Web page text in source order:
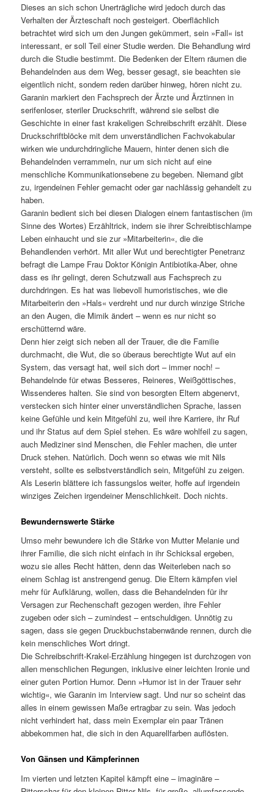
Dieses an sich schon Unerträgliche wird jedoch durch das
Verhalten der Ärzteschaft noch gesteigert. Oberflächlich
betrachtet wird sich um den Jungen gekümmert, sein »Fall« ist
interessant, er soll Teil einer Studie werden. Die Behandlung wird
durch die Studie bestimmt. Die Bedenken der Eltern räumen die
Behandelnden aus dem Weg, besser gesagt, sie beachten sie
eigentlich nicht, sondern reden darüber hinweg, hören nicht zu.
Garanin markiert den Fachsprech der Ärzte und Ärztinnen in
serifenloser, steriler Druckschrift, während sie selbst die
Geschichte in einer fast krakeligen Schreibschrift erzählt. Diese
Druckschriftblöcke mit dem unverständlichen Fachvokabular
wirken wie undurchdringliche Mauern, hinter denen sich die
Behandelnden verrammeln, nur um sich nicht auf eine
menschliche Kommunikationsebene zu begeben. Niemand gibt
zu, irgendeinen Fehler gemacht oder gar nachlässig gehandelt zu
haben.
Garanin bedient sich bei diesen Dialogen einem fantastischen (im
Sinne des Wortes) Erzähltrick, indem sie ihrer Schreibtischlampe
Leben einhaucht und sie zur »Mitarbeiterin«, die die
Behandlenden verhört. Mit aller Wut und berechtigter Penetranz
befragt die Lampe Frau Doktor Königin Antibiotika-Aber, ohne
dass es ihr gelingt, deren Schutzwall aus Fachsprech zu
durchdringen. Es hat was liebevoll humoristisches, wie die
Mitarbeiterin den »Hals« verdreht und nur durch winzige Striche
an den Augen, die Mimik ändert – wenn es nur nicht so
erschütternd wäre.
Denn hier zeigt sich neben all der Trauer, die die Familie
durchmacht, die Wut, die so überaus berechtigte Wut auf ein
System, das versagt hat, weil sich dort – immer noch! –
Behandelnde für etwas Besseres, Reineres, Weißgöttisches,
Wissenderes halten. Sie sind von besorgten Eltern abgenervt,
verstecken sich hinter einer unverständlichen Sprache, lassen
keine Gefühle und kein Mitgefühl zu, weil ihre Karriere, ihr Ruf
und ihr Status auf dem Spiel stehen. Es wäre wohlfeil zu sagen,
auch Mediziner sind Menschen, die Fehler machen, die unter
Druck stehen. Natürlich. Doch wenn so etwas wie mit Nils
versteht, sollte es selbstverständlich sein, Mitgefühl zu zeigen.
Als Leserin blättere ich fassungslos weiter, hoffe auf irgendein
winziges Zeichen irgendeiner Menschlichkeit. Doch nichts.
Bewundernswerte Stärke
Umso mehr bewundere ich die Stärke von Mutter Melanie und
ihrer Familie, die sich nicht einfach in ihr Schicksal ergeben,
wozu sie alles Recht hätten, denn das Weiterleben nach so
einem Schlag ist anstrengend genug. Die Eltern kämpfen viel
mehr für Aufklärung, wollen, dass die Behandelnden für ihr
Versagen zur Rechenschaft gezogen werden, ihre Fehler
zugeben oder sich – zumindest – entschuldigen. Unnötig zu
sagen, dass sie gegen Druckbuchstabenwände rennen, durch die
kein menschliches Wort dringt.
Die Schreibschrift-Krakel-Erzählung hingegen ist durchzogen von
allen menschlichen Regungen, inklusive einer leichten Ironie und
einer guten Portion Humor. Denn »Humor ist in der Trauer sehr
wichtig«, wie Garanin im Interview sagt. Und nur so scheint das
alles in einem gewissen Maße ertragbar zu sein. Was jedoch
nicht verhindert hat, dass mein Exemplar ein paar Tränen
abbekommen hat, die sich in den Aquarellfarben auflösten.
Von Gänsen und Kämpferinnen
Im vierten und letzten Kapitel kämpft eine – imaginäre –